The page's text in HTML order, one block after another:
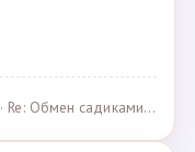
· Re: Обмен садиками, продажа путевок · 25.01.2023